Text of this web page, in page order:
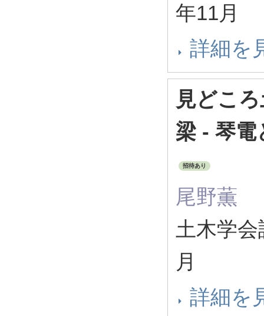
年11月
詳細を
見どこ
梁 - 琴電
招待あり
尾野薫
土木学
月
詳細を